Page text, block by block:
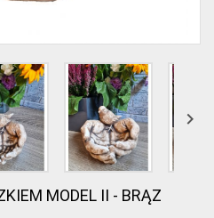

MODEL II - BRĄZ